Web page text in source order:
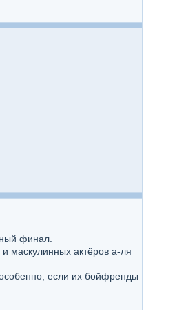
финал.
маскулинных актёров а-ля
если их бойфренды